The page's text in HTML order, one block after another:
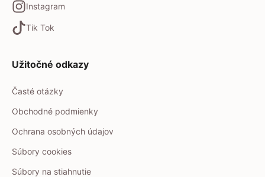
Instagram
Tik Tok
Užitočné odkazy
Časté otázky
Obchodné podmienky
Ochrana osobných údajov
Súbory cookies
Súbory na stiahnutie